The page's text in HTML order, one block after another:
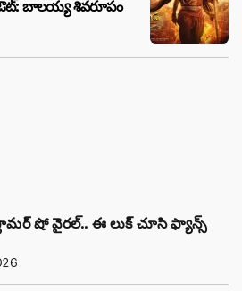
బాలయ్య శివరూపం
షో వైరల్.. ఈ లుక్ చూసి ఫ్యాన్స్